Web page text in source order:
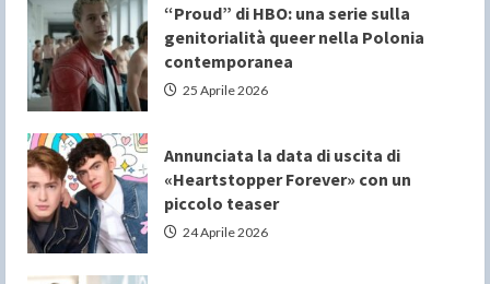
“Proud” di HBO: una serie sulla
genitorialità queer nella Polonia
contemporanea
25 Aprile 2026
Annunciata la data di uscita di
«Heartstopper Forever» con un
piccolo teaser
24 Aprile 2026